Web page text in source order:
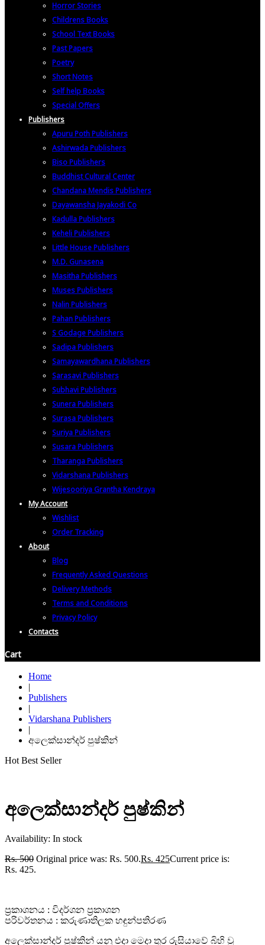
Horror Stories
Childrens Books
School Text Books
Past Papers
Poetry
Short Notes
Self help Books
Special Offers
Publishers
Apuru Poth Publishers
Ashirwada Publishers
Biso Publishers
Buddhist Cultural Center
Chandana Mendis Publishers
Dayawansha Jayakodi Co
Kadulla Publishers
Keheli Publishers
Little House Publishers
M.D. Gunasena
Masitha Publishers
Muses Publishers
Nalin Publishers
Pahan Publishers
S Godage Publishers
Sadipa Publishers
Samayawardhana Publishers
Sarasavi Publishers
Subhavi Publishers
Sunera Publishers
Surasa Publishers
Suriya Publishers
Susara Publishers
Tharanga Publishers
Vidarshana Publishers
Wijesooriya Grantha Kendraya
My Account
Wishlist
Order Tracking
About
Blog
Frequently Asked Questions
Delivery Methods
Terms and Conditions
Privacy Policy
Contacts
Cart
Home
|
Publishers
|
Vidarshana Publishers
|
අලෙක්සාන්දර් පුෂ්කින්
Hot Best Seller
අලෙක්සාන්දර් පුෂ්කින්
Availability: In stock
Rs.500 Original price was: Rs. 500.Rs. 425Current price is:
Rs. 425.
ප්‍රකාශනය : විදර්ශන ප්‍රකාශන
පරිවර්තනය : කරුණාතිලක හඳුන්පතිරණ
අලෙක්සාන්දර් පුෂ්කින් යනු එදා මෙදා තුර රුසියාවේ බිහි වූ